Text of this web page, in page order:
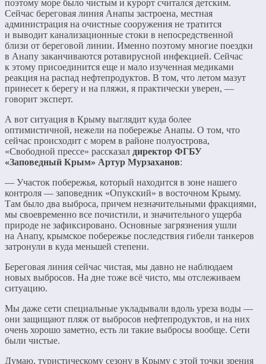
поэтому море было чистым и курорт считался детским.
Сейчас береговая линия Анапы застроена, местная
администрация на очистные сооружения не тратится
и выводит канализационные стоки в непосредственной
близи от береговой линии. Именно поэтому многие поездки
в Анапу заканчиваются ротавирусной инфекцией. Сейчас
к этому присоединится еще и мало изученная медиками
реакция на распад нефтепродуктов. В том, что летом мазут
принесет к берегу и на пляжи, я практически уверен, —
говорит эксперт.
А вот ситуация в Крыму выглядит куда более
оптимистичной, нежели на побережье Анапы. О том, что
сейчас происходит с морем в районе полуострова,
«Свободной прессе» рассказал директор ФГБУ
«Заповедный Крым» Артур Мурзаханов:
— Участок побережья, который находится в зоне нашего
контроля — заповедник «Опукский» в восточном Крыму.
Там было два выброса, причем незначительными фракциями,
мы своевременно все почистили, и значительного ущерба
природе не зафиксировано. Основные загрязнения ушли
на Анапу, крымское побережье последствия гибели танкеров
затронули в куда меньшей степени.
Береговая линия сейчас чистая, мы давно не наблюдаем
новых выбросов. На дне тоже всё чисто, мы отслеживаем
ситуацию.
Мы даже сети специальные укладывали вдоль уреза воды —
они защищают пляж от выбросов нефтепродуктов, и на них
очень хорошо заметно, есть ли такие выбросы вообще. Сети
были чистые.
Думаю, туристическому сезону в Крыму с этой точки зрения